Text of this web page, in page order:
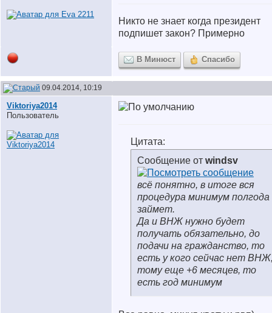
Никто не знает когда президент
подпишет закон? Примерно
В Минюст Спасибо
09.04.2014, 10:19
Viktoriya2014
Пользователь
Цитата:
Сообщение от windsv
всё понятно, в итоге вся
процедура минимум полгода
займет.
Да и ВНЖ нужно будет
получать обязательно, до
подачи на гражданство, то
есть у кого сейчас нет
тому еще +6 месяцев, то
есть год минимум